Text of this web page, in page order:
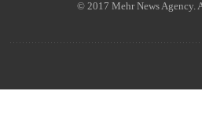
© 2017 Mehr News Agency.